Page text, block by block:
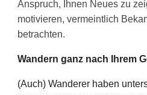
Anspruch, Ihnen Neues zu
motivieren, vermeintlich B
betrachten.
Wandern ganz nach Ihrem
(Auch) Wanderer haben